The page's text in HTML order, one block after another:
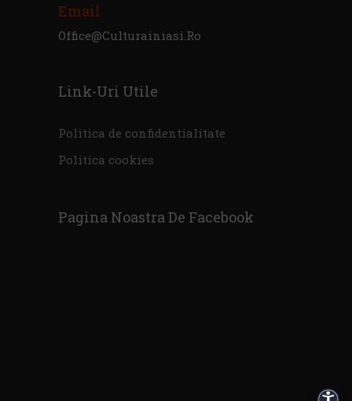
Email
Office@culturainiasi.ro
Link-Uri Utile
Politica de confidentialitate
Politica cookies
Pagina Noastra De Facebook